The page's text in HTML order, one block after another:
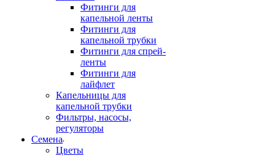
Фитинги для
капельной ленты
Фитинги для
капельной трубки
Фитинги для спрей-
ленты
Фитинги для
лайфлет
Капельницы для
капельной трубки
Фильтры, насосы,
регуляторы
Семена
Цветы